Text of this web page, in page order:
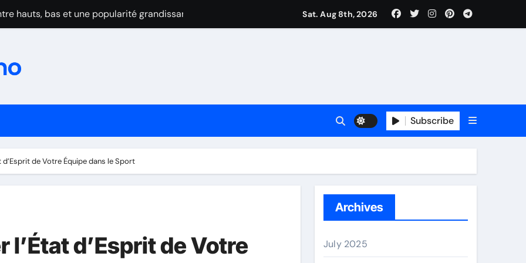
hauts, bas et une popularité grandissante
maudit par les blessures
après l’abandon cruel de Dimitrov
du suspense et cap sur 2025-2026
Sat. Aug 8th, 2026
Subscribe
de Votre Équipe dans le Sport
d’Esprit de Votre
Archives
July 2025